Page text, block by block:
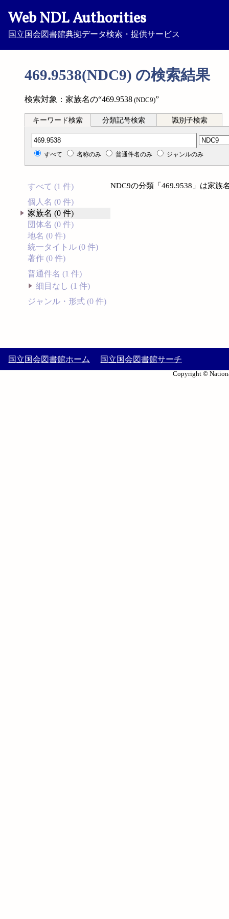
Web NDL Authorities
国立国会図書館典拠データ検索・提供サービス
469.9538(NDC9) の検索結果
検索対象：家族名の“469.9538 (NDC9)”
キーワード検索 分類記号検索 識別子検索
分類記号検索
すべて 名称のみ 普通件名のみ ジャンルのみ
すべて (1 件)
個人名 (0 件)
家族名 (0 件)
団体名 (0 件)
地名 (0 件)
統一タイトル (0 件)
著作 (0 件)
普通件名 (1 件)
細目なし (1 件)
ジャンル・形式 (0 件)
NDC9の分類「469.9538」は家族
国立国会図書館ホーム 国立国会図書館サーチ
Copyright ©